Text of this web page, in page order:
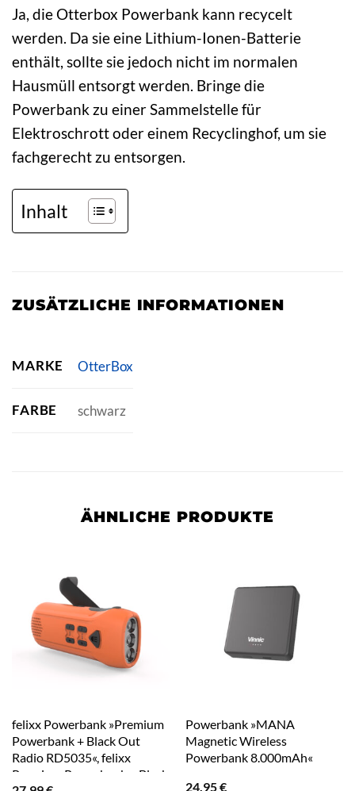
Ja, die Otterbox Powerbank kann recycelt
werden. Da sie eine Lithium-Ionen-Batterie
enthält, sollte sie jedoch nicht im normalen
Hausmüll entsorgt werden. Bringe die
Powerbank zu einer Sammelstelle für
Elektroschrott oder einem Recyclinghof, um sie
fachgerecht zu entsorgen.
Inhalt
ZUSÄTZLICHE INFORMATIONEN
MARKE OtterBox
FARBE schwarz
ÄHNLICHE PRODUKTE
felixx Powerbank »Premium
Powerbank + Black Out
Radio RD5035«, felixx
Premium Powerbank + Black
Powerbank »MANA
Magnetic Wireless
Powerbank 8.000mAh«
24,95€